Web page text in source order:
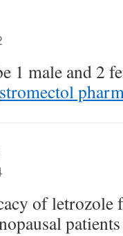
1 male and 2
stromectol
of letrozole
patients